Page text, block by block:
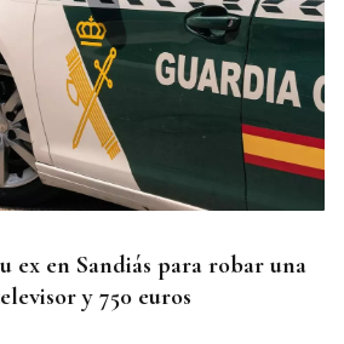
ex en Sandiás para robar una
y 750 euros